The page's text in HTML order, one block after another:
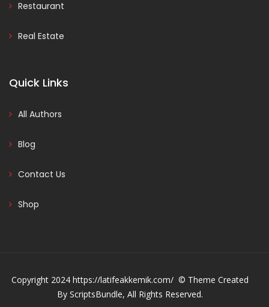
Restaurant
Real Estate
Quick Links
All Authors
Blog
Contact Us
Shop
Copyright 2024 https://latifeakkemik.com/ © Theme Created
By ScriptsBundle, All Rights Reserved.